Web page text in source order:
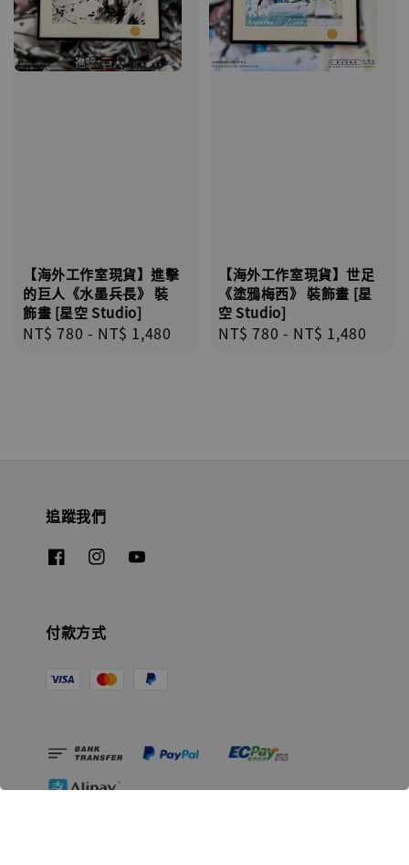
【海外工作室現貨】進擊
的巨人《水墨兵長》 裝
飾畫 [星空 Studio]
Regular
NT$ 780 - NT$ 1,480
【海外工作室現貨】世足
《塗鴉梅西》 裝飾畫 [星
空 Studio]
Regular
NT$ 780 - NT$ 1,480
追蹤我們
付款方式